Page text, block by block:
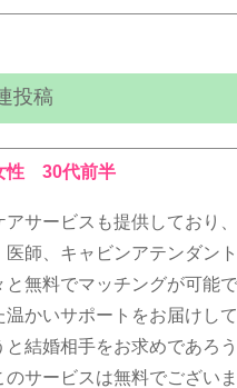
投稿
30代前半
アサービスも提供しており
医師、キャビンアテンダン
と無料でマッチングが可能
温かいサポートをお届けし
と結婚相手をお求めであろ
のサービスは無料でござい